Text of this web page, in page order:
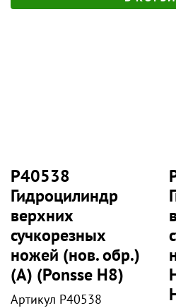
P40538
Гидроцилиндр
верхних
сучкорезных
ножей (нов. обр.)
(А) (Ponsse Н8)
Артикул P40538